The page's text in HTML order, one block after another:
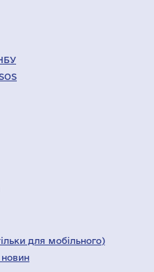
для мобільного)
новин